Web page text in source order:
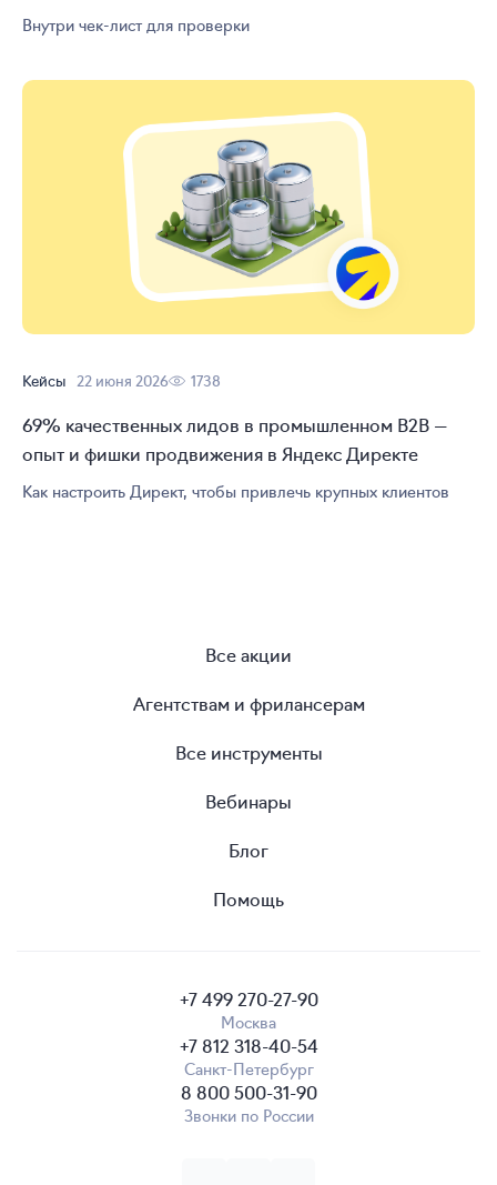
Внутри чек-листдля проверки
Кейсы 22 июня 2026 1738
69% качественных лидов в промышленном B2B —
опыт и фишки продвижения в Яндекс Директе
Как настроить Директ, чтобы привлечь крупных клиентов
Все акции
Агентствам и фрилансерам
Все инструменты
Вебинары
Блог
Помощь
+7 499 270-27-90
Москва
+7 812 318-40-54
Санкт-Петербург
8 800 500-31-90
Звонки по России